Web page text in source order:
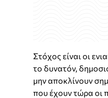
Στόχος είναι οι
το δυνατόν,
μην αποκλίνουν
που έχουν τώρα οι